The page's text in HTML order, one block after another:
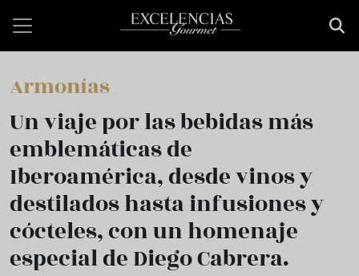
Armonías
Un viaje por las bebidas más
emblemáticas de
Iberoamérica, desde vinos y
destilados hasta infusiones y
cócteles, con un homenaje
especial de Diego Cabrera.